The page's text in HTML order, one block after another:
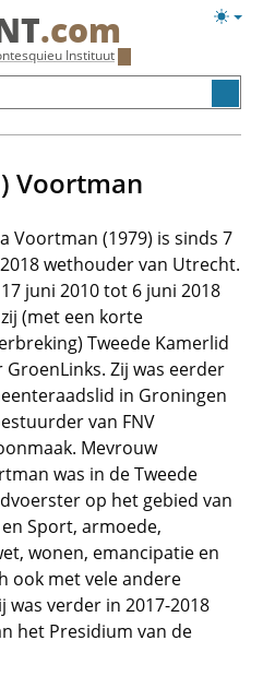
.com
Instituut
Voortman
Voortman (1979) is sinds 7
wethouder van Utrecht.
juni 2010 tot 6 juni 2018
(met een korte
Tweede Kamerlid
GroenLinks. Zij was eerder
in Groningen
van FNV
Mevrouw
was in de Tweede
op het gebied van
Sport, armoede,
wonen, emancipatie en
ook met vele andere
was verder in 2017-2018
het Presidium van de